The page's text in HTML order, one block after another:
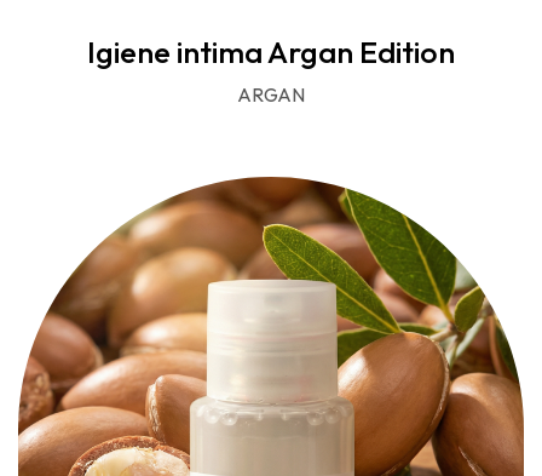
Igiene intima Argan Edition
ARGAN